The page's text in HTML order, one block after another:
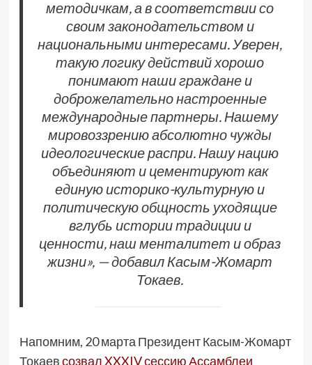
методичкам, а в соответствии со
своим законодательством и
национальными интересами. Уверен,
такую логику действий хорошо
понимают наши граждане и
доброжелательно настроенные
международные партнеры. Нашему
мировоззрению абсолютно чужды
идеологические распри. Нашу нацию
объединяют и цементируют как
единую историко-культурную и
политическую общность уходящие
вглубь истории традиции и
ценности, наш менталитет и образ
жизни», — добавил Касым-Жомарт
Токаев.
Напомним, 20 марта Президент Касым-Жомарт
Токаевсозвал XXXIV сессию Ассамблеи